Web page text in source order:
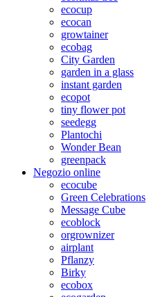
ecocup
ecocan
growtainer
ecobag
City Garden
garden in a glass
instant garden
ecopot
tiny flower pot
seedegg
Plantochi
Wonder Bean
greenpack
Negozio online
ecocube
Green Celebrations
Message Cube
ecoblock
orgrownizer
airplant
Pflanzy
Birky
ecobox